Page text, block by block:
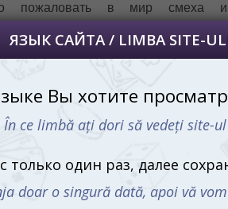
пожаловать в мир смеха и
против Человечества 2.0 + мини-
Эта игра идеально подходит для
обладает острым чувством юмора
от того, играли ли вы раньше
хитом, новая версия и мини-